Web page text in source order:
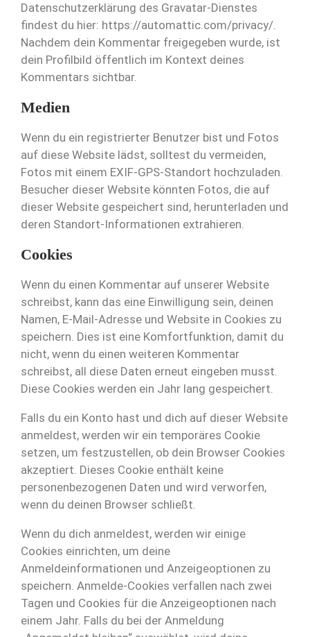
Datenschutzerklärung des Gravatar-Dienstes
findest du hier: https://automattic.com/privacy/.
Nachdem dein Kommentar freigegeben wurde, ist
dein Profilbild öffentlich im Kontext deines
Kommentars sichtbar.
Medien
Wenn du ein registrierter Benutzer bist und Fotos
auf diese Website lädst, solltest du vermeiden,
Fotos mit einem EXIF-GPS-Standort hochzuladen.
Besucher dieser Website könnten Fotos, die auf
dieser Website gespeichert sind, herunterladen und
deren Standort-Informationen extrahieren.
Cookies
Wenn du einen Kommentar auf unserer Website
schreibst, kann das eine Einwilligung sein, deinen
Namen, E-Mail-Adresse und Website in Cookies zu
speichern. Dies ist eine Komfortfunktion, damit du
nicht, wenn du einen weiteren Kommentar
schreibst, all diese Daten erneut eingeben musst.
Diese Cookies werden ein Jahr lang gespeichert.
Falls du ein Konto hast und dich auf dieser Website
anmeldest, werden wir ein temporäres Cookie
setzen, um festzustellen, ob dein Browser Cookies
akzeptiert. Dieses Cookie enthält keine
personenbezogenen Daten und wird verworfen,
wenn du deinen Browser schließt.
Wenn du dich anmeldest, werden wir einige
Cookies einrichten, um deine
Anmeldeinformationen und Anzeigeoptionen zu
speichern. Anmelde-Cookies verfallen nach zwei
Tagen und Cookies für die Anzeigeoptionen nach
einem Jahr. Falls du bei der Anmeldung